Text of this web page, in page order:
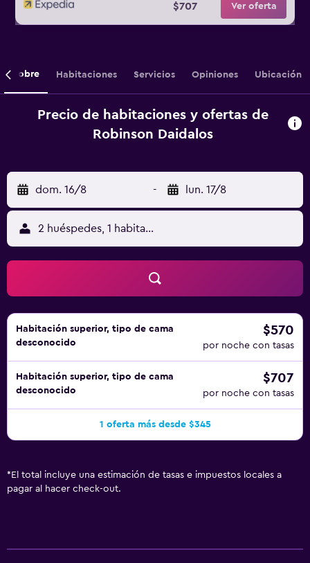
$707 Ver oferta
Sobre Habitaciones Servicios Opiniones Ubicación
Precio de habitaciones y ofertas de
Robinson Daidalos
dom. 16/8 - lun. 17/8
2 huéspedes, 1 habitación
Habitación superior, tipo de cama
desconocido
$570
por noche con tasas
Habitación superior, tipo de cama
desconocido
$707
por noche con tasas
1 oferta más desde $345
* El total incluye una estimación de tasas e impuestos locales a
pagar al hacer check-out.